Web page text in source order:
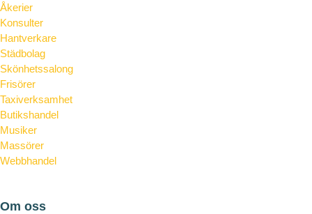
Åkerier
Konsulter
Hantverkare
Städbolag
Skönhetssalong
Frisörer
Taxiverksamhet
Butikshandel
Musiker
Massörer
Webbhandel
Om oss